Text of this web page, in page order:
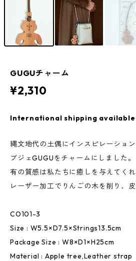
GUGUチャーム
¥2,310
International shipping available
縄文地代の土偶にインスピレーショ
ブジェGUGUをチャームにしました
有の質感は私たちに癒しを与えてくれ
レーザー加工でりんごの木を削り、
CO101-3
Size : W5.5×D7.5×Strings13.5cm
Package Size : W8×D1×H25cm
Material : Apple tree,Leather strap